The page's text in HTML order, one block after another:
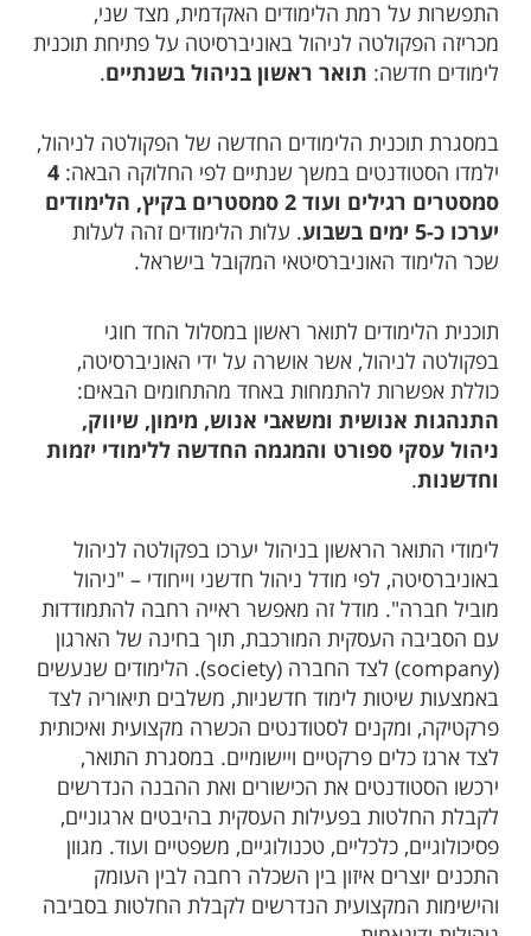
התפשרות על רמת הלימודים האקדמית, מצד שני,
מכריזה הפקולטה לניהול באוניברסיטה על פתיחת תוכנית
לימודים חדשה: תואר ראשון בניהול בשנתיים.
במסגרת תוכנית הלימודים החדשה של הפקולטה לניהול,
ילמדו הסטודנטים במשך שנתיים לפי החלוקה הבאה:4
סמסטרים רגילים ועוד 2 סמסטרים בקיץ, הלימודים
יערכו כ-5 ימים בשבוע
. עלות הלימודים זהה לעלות
שכר הלימוד האוניברסיטאי המקובל בישראל.
תוכנית הלימודים לתואר ראשון במסלול החד חוגי
בפקולטה לניהול, אשר אושרה על ידי האוניברסיטה,
כוללת אפשרות להתמחות באחד מהתחומים הבאים:
התנהגות אנושית ומשאבי אנוש, מימון, שיווק,
ניהול עסקי ספורט והמגמה החדשה ללימודי יזמות
וחדשנות.
לימודי התואר הראשון בניהול יערכו בפקולטה לניהול
באוניברסיטה, לפי מודל ניהול חדשני וייחודי – "ניהול
מוביל חברה". מודל זה מאפשר ראייה רחבה להתמודדות
עם הסביבה העסקית המורכבת, תוך בחינה של הארגון
(company) לצד החברה (society). הלימודים שנעשים
באמצעות שיטות לימוד חדשניות, משלבים תיאוריה לצד
פרקטיקה, ומקנים לסטודנטים הכשרה מקצועית ואיכותית
לצד ארגז כלים פרקטיים ויישומיים. במסגרת התואר,
ירכשו הסטודנטים את הכישורים ואת ההבנה הנדרשים
לקבלת החלטות בפעילות העסקית בהיבטים ארגוניים,
פסיכולוגיים, כלכליים, טכנולוגיים, משפטיים ועוד. מגוון
התכנים יוצרים איזון בין השכלה רחבה לבין העומק
והישימות המקצועית הנדרשים לקבלת החלטות בסביבה